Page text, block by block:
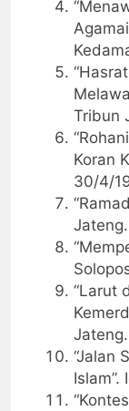
Tribun
Koran
30/4/
“Larut
“Jalan
Islam”.